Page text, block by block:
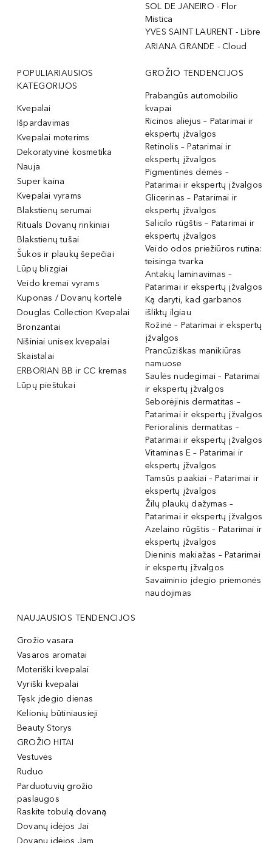
SOL DE JANEIRO - Flor
Mistica
YVES SAINT LAURENT - Libre
ARIANA GRANDE - Cloud
POPULIARIAUSIOS
KATEGORIJOS
Kvepalai
Išpardavimas
Kvepalai moterims
Dekoratyvinė kosmetika
Nauja
Super kaina
Kvepalai vyrams
Blakstienų serumai
Rituals Dovanų rinkiniai
Blakstienų tušai
Šukos ir plaukų šepečiai
Lūpų blizgiai
Veido kremai vyrams
Kuponas / Dovanų kortelė
Douglas Collection Kvepalai
Bronzantai
Nišiniai unisex kvepalai
Skaistalai
ERBORIAN BB ir CC kremas
Lūpų pieštukai
GROŽIO TENDENCIJOS
Prabangūs automobilio
kvapai
Ricinos aliejus – Patarimai ir
ekspertų įžvalgos
Retinolis – Patarimai ir
ekspertų įžvalgos
Pigmentinės dėmės –
Patarimai ir ekspertų įžvalgos
Glicerinas – Patarimai ir
ekspertų įžvalgos
Salicilo rūgštis – Patarimai ir
ekspertų įžvalgos
Veido odos priežiūros rutina:
teisinga tvarka
Antakių laminavimas –
Patarimai ir ekspertų įžvalgos
Ką daryti, kad garbanos
išliktų ilgiau
Rožinė – Patarimai ir ekspertų
įžvalgos
Prancūziškas manikiūras
namuose
Saulės nudegimai – Patarimai
ir ekspertų įžvalgos
Seborėjinis dermatitas –
Patarimai ir ekspertų įžvalgos
Perioralinis dermatitas –
Patarimai ir ekspertų įžvalgos
Vitaminas E – Patarimai ir
ekspertų įžvalgos
Tamsūs paakiai – Patarimai ir
ekspertų įžvalgos
Žilų plaukų dažymas –
Patarimai ir ekspertų įžvalgos
Azelaino rūgštis – Patarimai ir
ekspertų įžvalgos
Dieninis makiažas – Patarimai
ir ekspertų įžvalgos
Savaiminio įdegio priemonės
naudojimas
NAUJAUSIOS TENDENCIJOS
Grožio vasara
Vasaros aromatai
Moteriški kvepalai
Vyriški kvepalai
Tęsk įdegio dienas
Kelionių būtiniausieji
Beauty Storys
GROŽIO HITAI
Vestuvės
Ruduo
Parduotuvių grožio
paslaugos
Raskite tobulą dovaną
Dovanų idėjos Jai
Dovanų idėjos Jam